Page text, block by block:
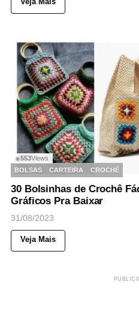
◉553Views
BOLSAS
CARTEIRA CROCHÊ
30 Bolsinhas de Crochê
Gráficos Pra Baixar
31/08/2023
Veja Mais